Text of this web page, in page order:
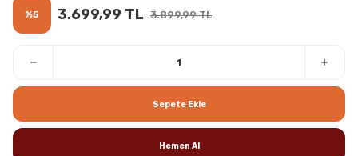
%5 3.699,99 TL 3.899,99 TL
Sepete Ekle
Hemen Al